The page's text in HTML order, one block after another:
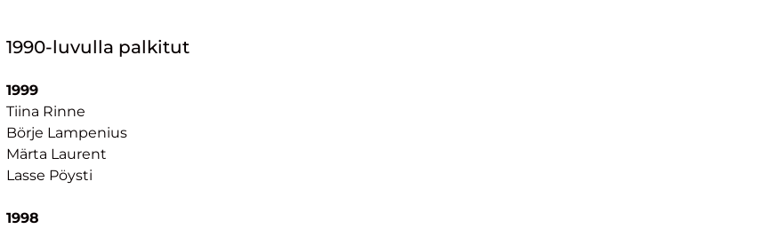
1990-luvulla palkitut
1999
Tiina Rinne
Börje Lampenius
Märta Laurent
Lasse Pöysti
1998